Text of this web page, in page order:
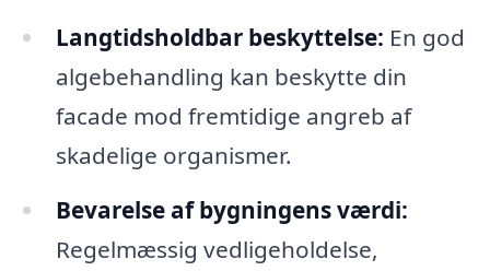
Langtidsholdbar beskyttelse: En god
algebehandling kan beskytte din
facade mod fremtidige angreb af
skadelige organismer.
Bevarelse af bygningens værdi:
Regelmæssig vedligeholdelse,